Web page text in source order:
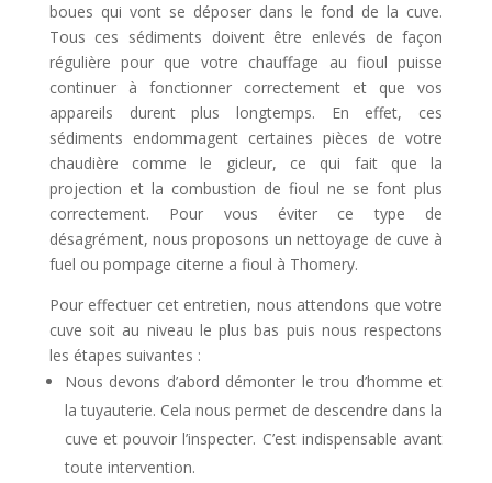
boues qui vont se déposer dans le fond de la cuve.
Tous ces sédiments doivent être enlevés de façon
régulière pour que votre chauffage au fioul puisse
continuer à fonctionner correctement et que vos
appareils durent plus longtemps. En effet, ces
sédiments endommagent certaines pièces de votre
chaudière comme le gicleur, ce qui fait que la
projection et la combustion de fioul ne se font plus
correctement. Pour vous éviter ce type de
désagrément, nous proposons un nettoyage de cuve à
fuel ou pompage citerne a fioul à Thomery.
Pour effectuer cet entretien, nous attendons que votre
cuve soit au niveau le plus bas puis nous respectons
les étapes suivantes :
Nous devons d’abord démonter le trou d’homme et
la tuyauterie. Cela nous permet de descendre dans la
cuve et pouvoir l’inspecter. C’est indispensable avant
toute intervention.